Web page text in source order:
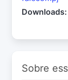
Downloads:
Sobre